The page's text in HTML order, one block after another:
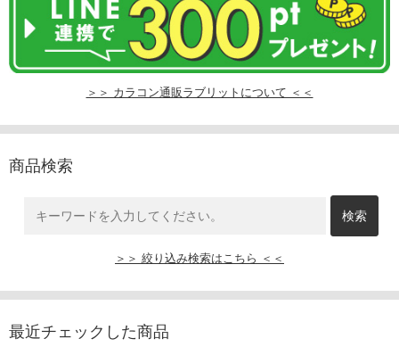
＞＞ カラコン通販ラブリットについて ＜＜
商品検索
＞＞ 絞り込み検索はこちら ＜＜
最近チェックした商品